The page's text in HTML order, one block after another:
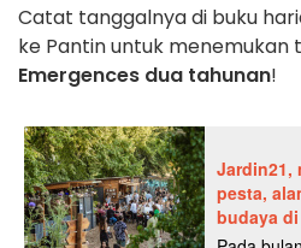
Catat tanggalnya di buku
ke Pantin untuk menemukan
Emergences dua tahunan!